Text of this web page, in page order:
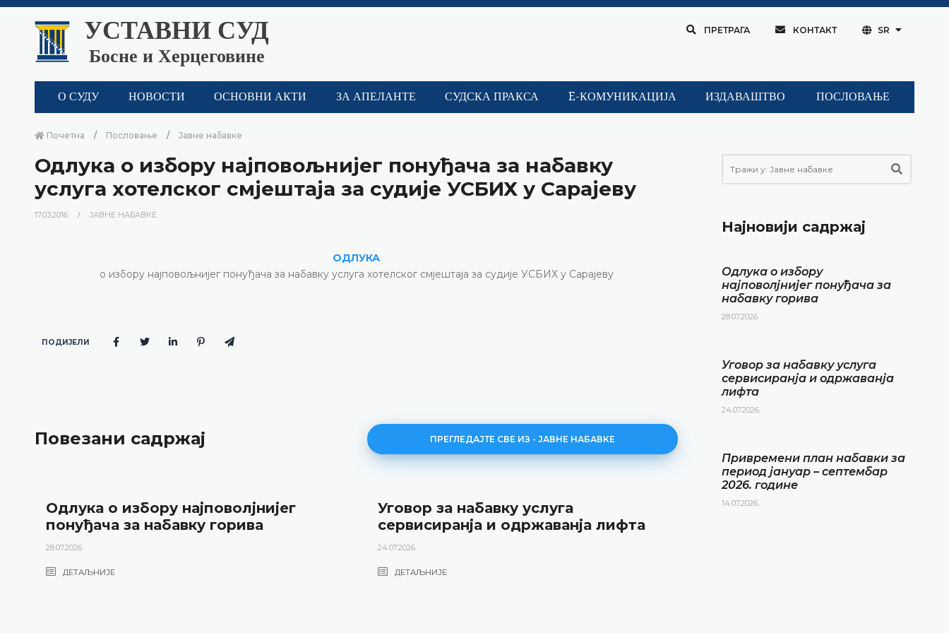
УСТАВНИ СУД
Босне и Херцеговине
ПРЕТРАГА КОНТАКТ SR
О СУДУ НОВОСТИ ОСНОВНИ АКТИ ЗА АПЕЛАНТЕ СУДСКА ПРАКСА E-КОМУНИКАЦИЈА ИЗДАВАШТВО ПОСЛОВАЊЕ
Почетна Пословање Јавне набавке
Одлука о избору најповољнијег понуђача за набавку
услуга хотелског смјештаја за судије УСБИХ у Сарајеву
17.03.2016. ЈАВНЕ НАБАВКЕ
ОДЛУКА
о избору најповољнијег понуђача за набавку услуга хотелског смјештаја за судије УСБИХ у Сарајеву
ПОДИЈЕЛИ
Повезани садржај ПРЕГЛЕДАЈТЕ СВЕ ИЗ - ЈАВНЕ НАБАВКЕ
Одлука о избору најповолјнијег
понуђача за набавку горива
28.07.2026.
ДЕТАЉНИЈЕ
Уговор за набавку услуга
сервисиранја и одржаванја лифта
24.07.2026.
ДЕТАЉНИЈЕ
Привремени план набавки за
Најновији садржај
Одлука о избору
најповолјнијег понуђача за
набавку горива
28.07.2026.
Уговор за набавку услуга
сервисиранја и одржаванја
лифта
24.07.2026.
Привремени план набавки за
период јануар – септембар
2026. године
14.07.2026.